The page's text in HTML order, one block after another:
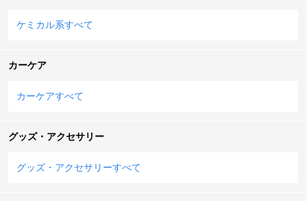
ケミカル系すべて
カーケア
カーケアすべて
グッズ・アクセサリー
グッズ・アクセサリーすべて